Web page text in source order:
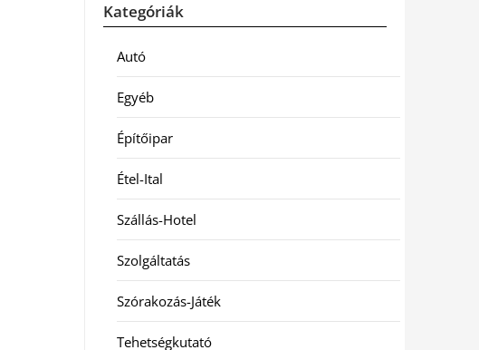
Kategóriák
Autó
Egyéb
Építőipar
Étel-Ital
Szállás-Hotel
Szolgáltatás
Szórakozás-Játék
Tehetségkutató